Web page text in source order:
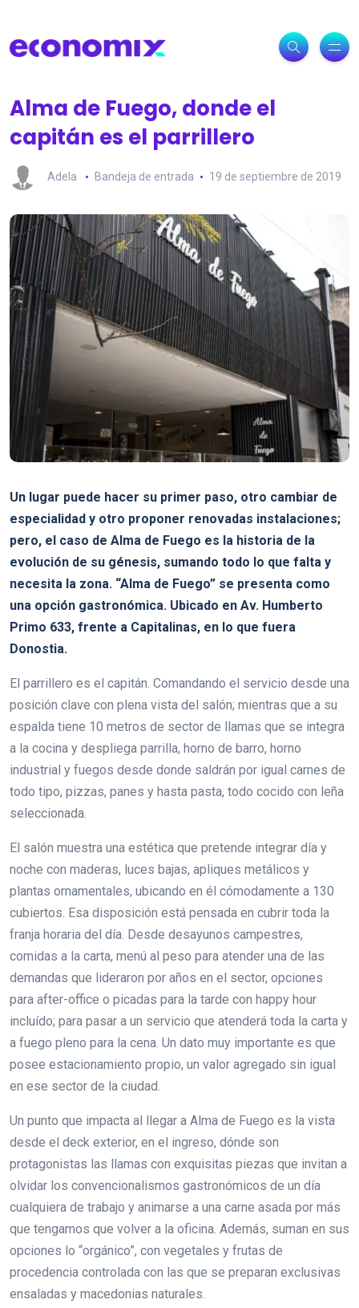
Alma de Fuego, donde el
capitán es el parrillero
Adela Bandeja de entrada 19 de septiembre de 2019
Un lugar puede hacer su primer paso, otro cambiar de
especialidad y otro proponer renovadas instalaciones;
pero, el caso de Alma de Fuego es la historia de la
evolución de su génesis, sumando todo lo que falta y
necesita la zona. “Alma de Fuego” se presenta como
una opción gastronómica. Ubicado en Av. Humberto
Primo 633, frente a Capitalinas, en lo que fuera
Donostia.
El parrillero es el capitán. Comandando el servicio desde una
posición clave con plena vista del salón; mientras que a su
espalda tiene 10 metros de sector de llamas que se integra
a la cocina y despliega parrilla, horno de barro, horno
industrial y fuegos desde donde saldrán por igual carnes de
todo tipo, pizzas, panes y hasta pasta, todo cocido con leña
seleccionada.
El salón muestra una estética que pretende integrar día y
noche con maderas, luces bajas, apliques metálicos y
plantas ornamentales, ubicando en él cómodamente a 130
cubiertos. Esa disposición está pensada en cubrir toda la
franja horaria del día. Desde desayunos campestres,
comidas a la carta, menú al peso para atender una de las
demandas que lideraron por años en el sector, opciones
para after-office o picadas para la tarde con happy hour
incluído; para pasar a un servicio que atenderá toda la carta y
a fuego pleno para la cena. Un dato muy importante es que
posee estacionamiento propio, un valor agregado sin igual
en ese sector de la ciudad.
Un punto que impacta al llegar a Alma de Fuego es la vista
desde el deck exterior, en el ingreso, dónde son
protagonistas las llamas con exquisitas piezas que invitan a
olvidar los convencionalismos gastronómicos de un día
cualquiera de trabajo y animarse a una carne asada por más
que tengamos que volver a la oficina. Además, suman en sus
opciones lo “orgánico”, con vegetales y frutas de
procedencia controlada con las que se preparan exclusivas
ensaladas y macedonias naturales.